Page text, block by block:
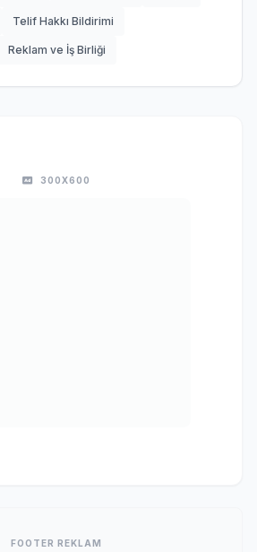
Telif Hakkı Bildirimi
Reklam ve İş Birliği
300X600
FOOTER REKLAM